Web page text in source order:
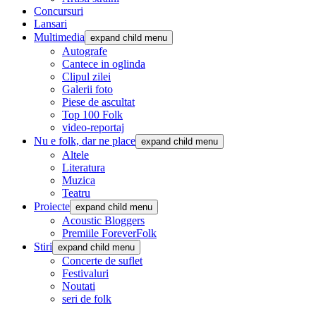
Concursuri
Lansari
Multimedia expand child menu
Autografe
Cantece in oglinda
Clipul zilei
Galerii foto
Piese de ascultat
Top 100 Folk
video-reportaj
Nu e folk, dar ne place expand child menu
Altele
Literatura
Muzica
Teatru
Proiecte expand child menu
Acoustic Bloggers
Premiile ForeverFolk
Stiri expand child menu
Concerte de suflet
Festivaluri
Noutati
seri de folk